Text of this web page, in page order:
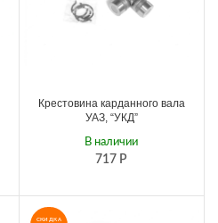
Крестовина карданного вала
УАЗ, “УКД”
717 Р
В наличии
СКИДКА